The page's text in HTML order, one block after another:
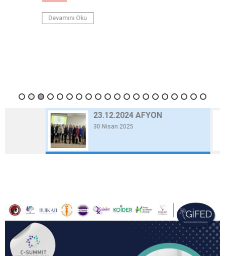
Devamını Oku
23.12.2024 AFYON
30 Nisan 2025